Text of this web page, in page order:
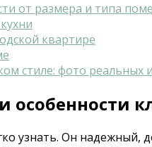
от размера и типа
квартире
стиле: фото реальных
узнать. Он